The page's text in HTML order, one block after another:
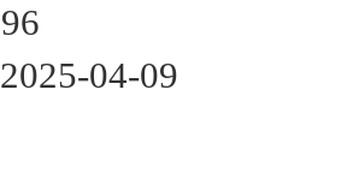
04-09